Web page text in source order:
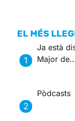
EL MÉS
Ja està
Major
Pòdcasts